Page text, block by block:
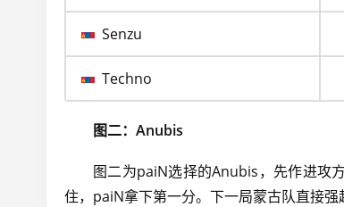
Senzu
Techno
图二：Anubis
图二为paiN选择的Anubis，先作进攻
住，paiN拿下第一分。下一局蒙古队直接强